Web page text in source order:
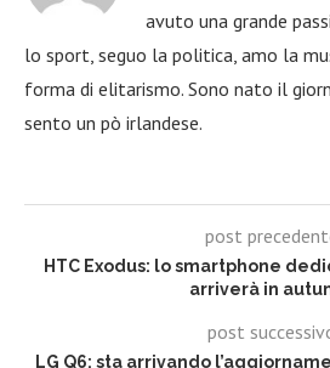
avuto una grande
lo sport, seguo la politica, amo la
forma di elitarismo. Sono nato il
sento un pò irlandese.
post
HTC Exodus: lo smartphone
arriverà in
post
LG Q6: sta arrivando